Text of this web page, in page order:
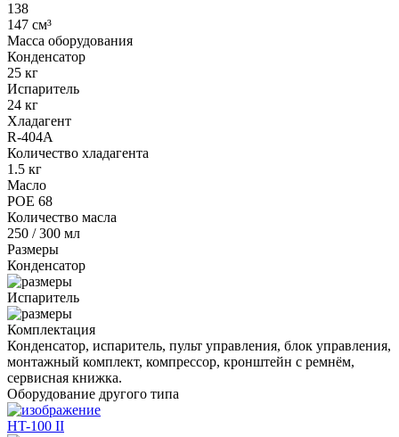
138
147 см³
Масса оборудования
Конденсатор
25 кг
Испаритель
24 кг
Хладагент
R-404A
Количество хладагента
1.5 кг
Масло
POE 68
Количество масла
250 / 300 мл
Размеры
Конденсатор
Испаритель
Комплектация
Конденсатор, испаритель, пульт управления, блок управления,
монтажный комплект, компрессор, кронштейн с ремнём,
сервисная книжка.
Оборудование другого типа
HT-100 II